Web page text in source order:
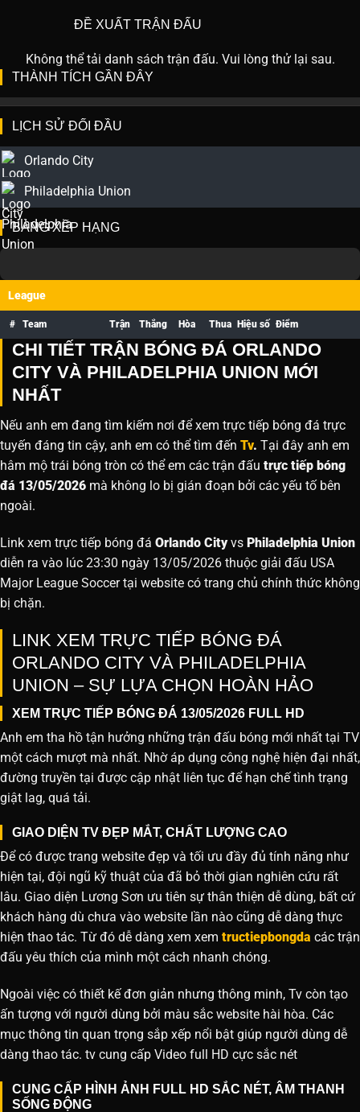
ĐỀ XUẤT TRẬN ĐẤU
Không thể tải danh sách trận đấu. Vui lòng thử lại sau.
THÀNH TÍCH GẦN ĐÂY
LỊCH SỬ ĐỐI ĐẦU
Orlando City
Philadelphia Union
BẢNG XẾP HẠNG
League
# Team Trận Thắng Hòa Thua Hiệu số Điểm
CHI TIẾT TRẬN BÓNG ĐÁ ORLANDO
CITY VÀ PHILADELPHIA UNION MỚI
NHẤT
Nếu anh em đang tìm kiếm nơi để xem trực tiếp bóng đá trực
tuyến đáng tin cậy, anh em có thể tìm đến Tv. Tại đây anh em
hâm mộ trái bóng tròn có thể em các trận đấu trực tiếp bóng
đá 13/05/2026 mà không lo bị gián đoạn bởi các yếu tố bên
ngoài.
Link xem trực tiếp bóng đá Orlando Cityvs Philadelphia Union
diễn ra vào lúc 23:30 ngày 13/05/2026 thuộc giải đấu USA
Major League Soccer tại website có trang chủ chính thức không
bị chặn.
LINK XEM TRỰC TIẾP BÓNG ĐÁ
ORLANDO CITY VÀ PHILADELPHIA
UNION – SỰ LỰA CHỌN HOÀN HẢO
XEM TRỰC TIẾP BÓNG ĐÁ 13/05/2026 FULL HD
Anh em tha hồ tận hưởng những trận đấu bóng mới nhất tại TV
một cách mượt mà nhất. Nhờ áp dụng công nghệ hiện đại nhất,
đường truyền tại được cập nhật liên tục để hạn chế tình trạng
giật lag, quá tải.
GIAO DIỆN TV ĐẸP MẮT, CHẤT LƯỢNG CAO
Để có được trang website đẹp và tối ưu đầy đủ tính năng như
hiện tại, đội ngũ kỹ thuật của đã bỏ thời gian nghiên cứu rất
lâu. Giao diện Lương Sơn ưu tiên sự thân thiện dễ dùng, bất cứ
khách hàng dù chưa vào website lần nào cũng dễ dàng thực
hiện thao tác. Từ đó dễ dàng xem xem tructiepbongda các trận
đấu yêu thích của mình một cách nhanh chóng.
Ngoài việc có thiết kế đơn giản nhưng thông minh, Tv còn tạo
ấn tượng với người dùng bởi màu sắc website hài hòa. Các
mục thông tin quan trọng sắp xếp nổi bật giúp người dùng dễ
dàng thao tác. tv cung cấp Video full HD cực sắc nét
CUNG CẤP HÌNH ẢNH FULL HD SẮC NÉT, ÂM THANH
SỐNG ĐỘNG